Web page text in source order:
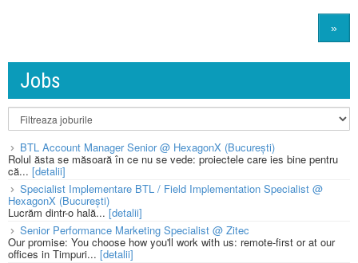
»
Jobs
BTL Account Manager Senior @ HexagonX (București)
Rolul ăsta se măsoară în ce nu se vede: proiectele care ies bine pentru
că... [detalii]
Specialist Implementare BTL / Field Implementation Specialist @
HexagonX (București)
Lucrăm dintr-o hală...[detalii]
Senior Performance Marketing Specialist @ Zitec
Our promise: You choose how you'll work with us: remote-first or at our
offices in Timpuri... [detalii]